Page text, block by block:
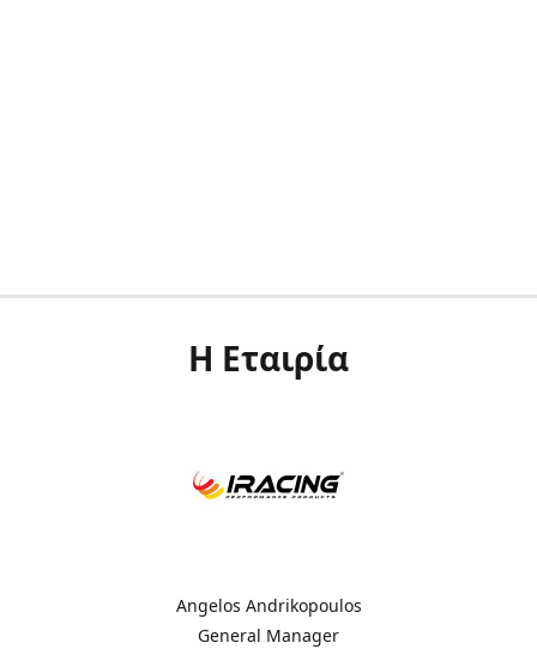
Η Εταιρία
Angelos Andrikopoulos
General Manager